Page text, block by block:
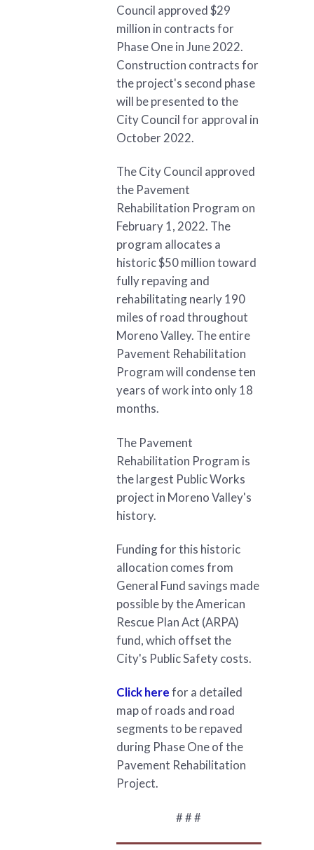
Council approved $29
million in contracts for
Phase One in June 2022.
Construction contracts for
the project's second phase
will be presented to the
City Council for approval in
October 2022.
The City Council approved
the Pavement
Rehabilitation Program on
February 1, 2022. The
program allocates a
historic $50 million toward
fully repaving and
rehabilitating nearly 190
miles of road throughout
Moreno Valley. The entire
Pavement Rehabilitation
Program will condense ten
years of work into only 18
months.
The Pavement
Rehabilitation Program is
the largest Public Works
project in Moreno Valley's
history.
Funding for this historic
allocation comes from
General Fund savings made
possible by the American
Rescue Plan Act (ARPA)
fund, which offset the
City's Public Safety costs.
Click herefor a detailed
map of roads and road
segments to be repaved
during Phase One of the
Pavement Rehabilitation
Project.
# # #